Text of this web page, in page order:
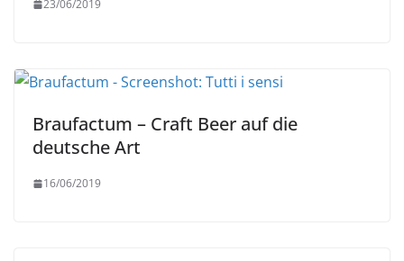
23/06/2019
Braufactum – Craft Beer auf die
deutsche Art
16/06/2019